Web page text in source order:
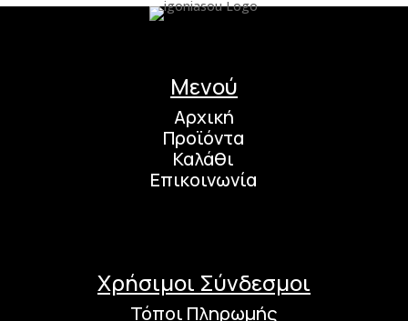
Μενού
Αρχική
Προϊόντα
Καλάθι
Επικοινωνία
Χρήσιμοι Σύνδεσμοι
Τόποι Πληρωμής